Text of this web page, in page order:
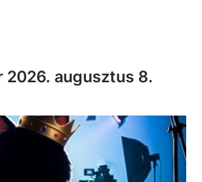
2026. augusztus 8.